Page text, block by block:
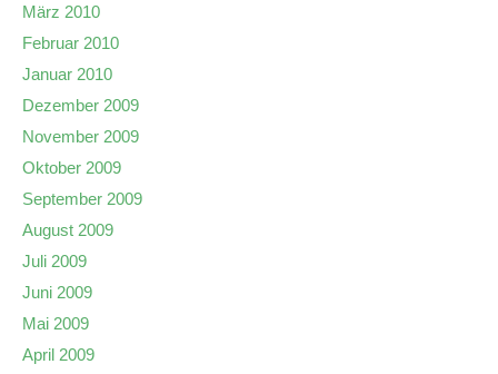
März 2010
Februar 2010
Januar 2010
Dezember 2009
November 2009
Oktober 2009
September 2009
August 2009
Juli 2009
Juni 2009
Mai 2009
April 2009